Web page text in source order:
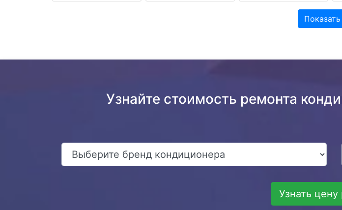
Узнайте стоимость ремонта
Узнать цену